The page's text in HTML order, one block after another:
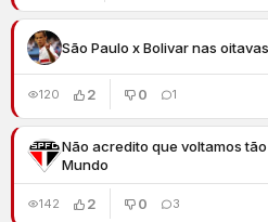
São Paulo x Bolivar nas oitavas
120 2 0 1
Não acredito que voltamos
Mundo
142 2 0 3